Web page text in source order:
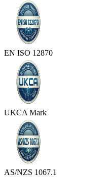
EN ISO 12870
UKCA Mark
AS/NZS 1067.1